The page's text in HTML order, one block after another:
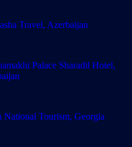
Travel, Azerbaijan
Palace Sharadil Hotel,
National Tourism, Georgia